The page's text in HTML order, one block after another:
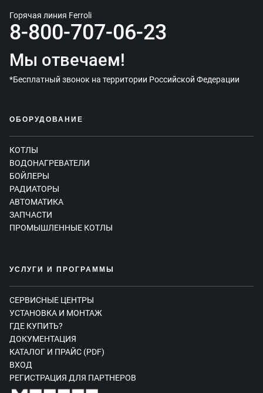
Горячая линия Ferroli
8-800-707-06-23
Мы отвечаем!
*Бесплатный звонок на территории Российской Федерации
ОБОРУДОВАНИЕ
КОТЛЫ
ВОДОНАГРЕВАТЕЛИ
БОЙЛЕРЫ
РАДИАТОРЫ
АВТОМАТИКА
ЗАПЧАСТИ
ПРОМЫШЛЕННЫЕ КОТЛЫ
УСЛУГИ И ПРОГРАММЫ
СЕРВИСНЫЕ ЦЕНТРЫ
УСТАНОВКА И МОНТАЖ
ГДЕ КУПИТЬ?
ДОКУМЕНТАЦИЯ
КАТАЛОГ И ПРАЙС (PDF)
ВХОД
РЕГИСТРАЦИЯ ДЛЯ ПАРТНЕРОВ